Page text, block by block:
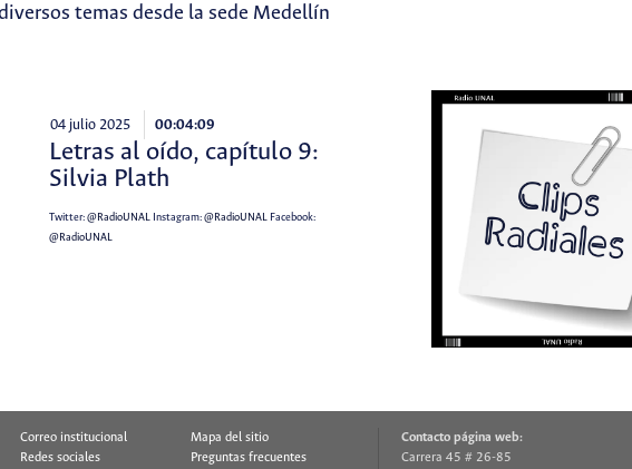
temas desde la sede Medellín
04 julio 2025 00:04:09
Letras al oído, capítulo 9:
Silvia Plath
Twitter:@RadioUNAL Instagram:@RadioUNAL Facebook:
@RadioUNAL
Correo institucional
Mapa del sitio
Redes sociales
Preguntas frecuentes
Contacto página web:
Carrera 45 # 26-85